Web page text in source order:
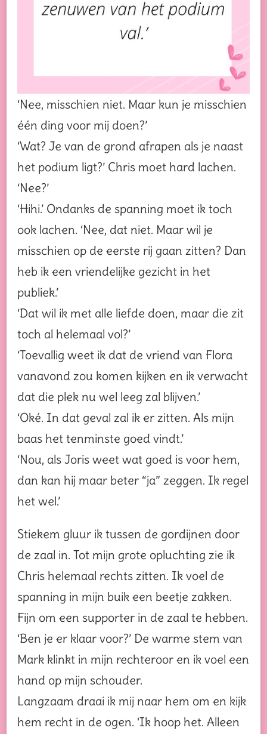
‘Nee, misschien niet. Maar kun je misschien
één ding voor mij doen?’
‘Wat? Je van de grond afrapen als je naast
het podium ligt?’ Chris moet hard lachen.
‘Nee?’
‘Hihi.’ Ondanks de spanning moet ik toch
ook lachen. ‘Nee, dat niet. Maar wil je
misschien op de eerste rij gaan zitten? Dan
heb ik een vriendelijke gezicht in het
publiek.’
‘Dat wil ik met alle liefde doen, maar die zit
toch al helemaal vol?’
‘Toevallig weet ik dat de vriend van Flora
vanavond zou komen kijken en ik verwacht
dat die plek nu wel leeg zal blijven.’
‘Oké. In dat geval zal ik er zitten. Als mijn
baas het tenminste goed vindt.’
‘Nou, als Joris weet wat goed is voor hem,
dan kan hij maar beter “ja” zeggen. Ik regel
het wel.’
Stiekem gluur ik tussen de gordijnen door
de zaal in. Tot mijn grote opluchting zie ik
Chris helemaal rechts zitten. Ik voel de
spanning in mijn buik een beetje zakken.
Fijn om een supporter in de zaal te hebben.
‘Ben je er klaar voor?’ De warme stem van
Mark klinkt in mijn rechteroor en ik voel een
hand op mijn schouder.
Langzaam draai ik mij naar hem om en kijk
hem recht in de ogen. ‘Ik hoop het. Alleen